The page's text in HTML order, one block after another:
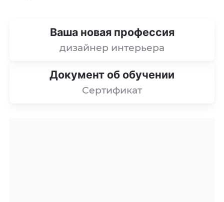
Ваша новая профессия
дизайнер интерьера
Документ об обучении
Сертификат